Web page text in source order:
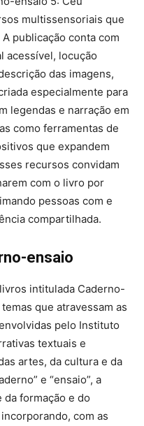
multissensoriais que
publicação conta com
acessível, locução
das imagens,
especialmente para
legendas e narração em
como ferramentas de
que expandem
recursos convidam
com o livro por
pessoas com e
compartilhada.
ensaio
intitulada Caderno-
que atravessam as
pelo Instituto
textuais e
artes, da cultura e da
e “ensaio”, a
formação e do
com as